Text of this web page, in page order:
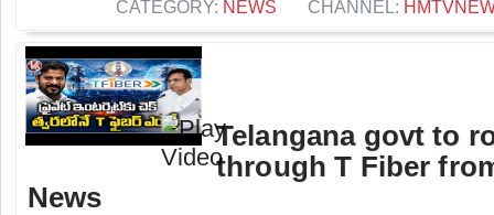
CATEGORY: NEWS CHANNEL:
Telangana govt to
through T Fiber
News